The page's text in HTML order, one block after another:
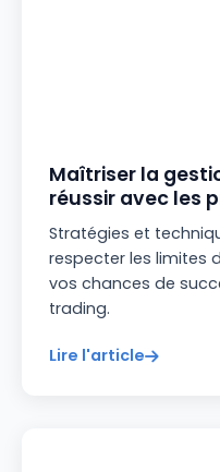
Maîtriser la
réussir avec les
Stratégies et
respecter les limites
vos chances de
trading.
Lire l'article